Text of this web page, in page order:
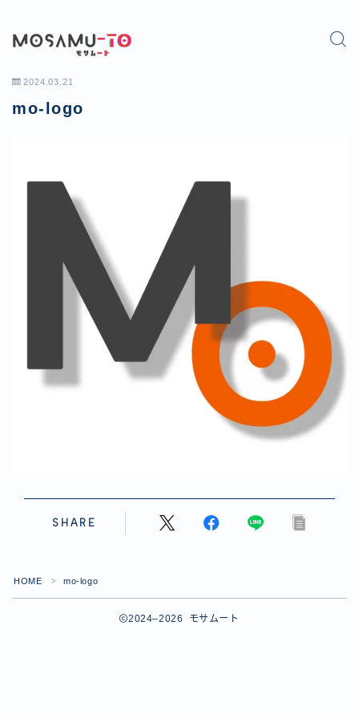
2024.03.21
mo-logo
SHARE
HOME ＞ mo-logo
2024–2026 モサムート